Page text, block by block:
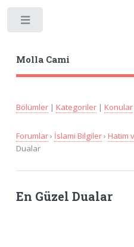
Molla Cami
Bölümler| Kategoriler| Konular
Forumlar› İslami Bilgiler› Hatim
Dualar
En Güzel Dualar